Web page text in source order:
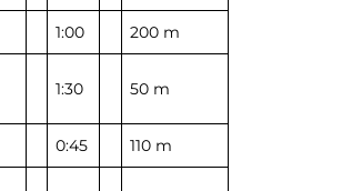
1:00 200 m
1:30 50 m
0:45 110 m